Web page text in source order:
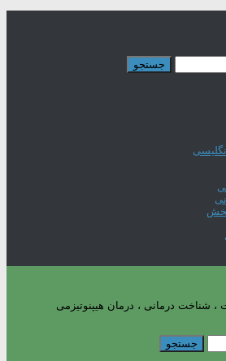
، شناخت درمانی ، درمان هیپنوتیزمی